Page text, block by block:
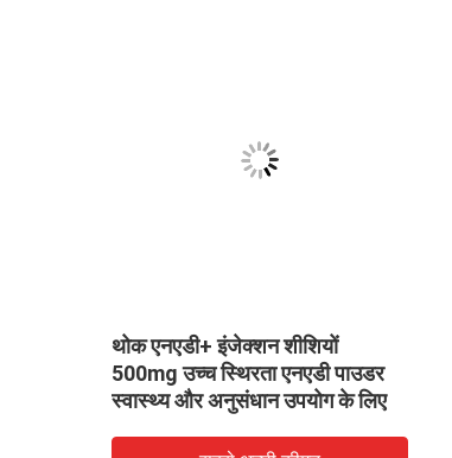
थोक एनएडी+ इंजेक्शन शीशियों
500mg उच्च स्थिरता एनएडी पाउडर
स्वास्थ्य और अनुसंधान उपयोग के लिए